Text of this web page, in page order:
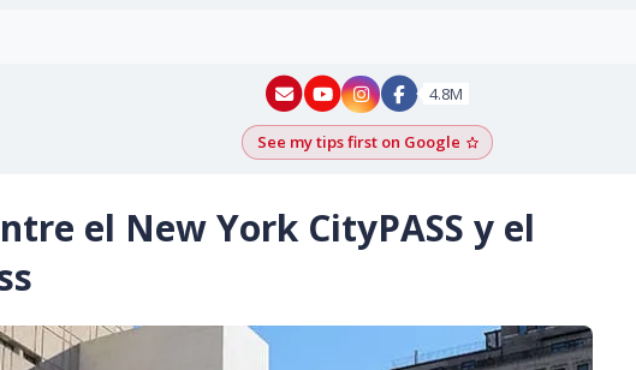
New York - YouTube
New York - Instagram
4.8M
See my tips first on GoogleAdd as a Google
el New York CityPASS y el